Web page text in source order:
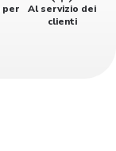
per
Al servizio dei
clienti